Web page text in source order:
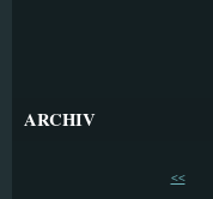
ARCHIV
<<